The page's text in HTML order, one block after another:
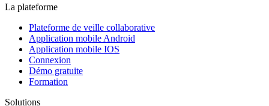
La plateforme
Plateforme de veille collaborative
Application mobile Android
Application mobile IOS
Connexion
Démo gratuite
Formation
Solutions